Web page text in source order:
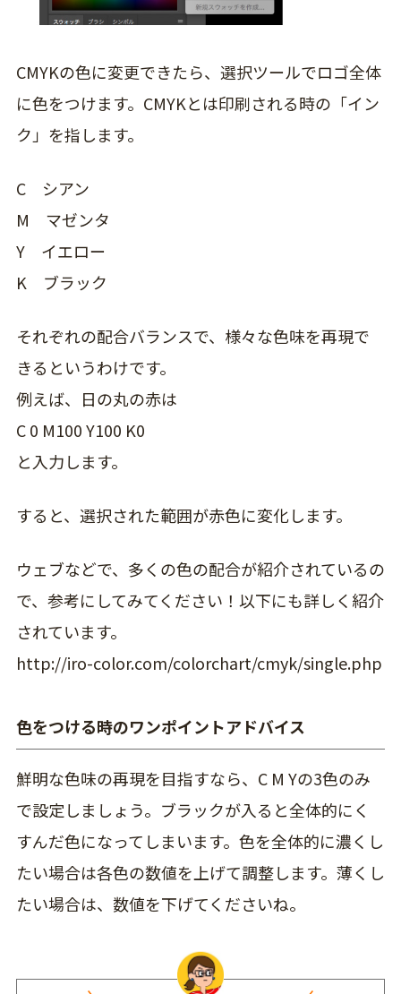
CMYKの色に変更できたら、選択ツールでロゴ全体
に色をつけます。CMYKとは印刷される時の「イン
ク」を指します。
C シアン
M マゼンタ
Y イエロー
K ブラック
それぞれの配合バランスで、様々な色味を再現で
きるというわけです。
例えば、日の丸の赤は
C 0 M100 Y100 K0
と入力します。
すると、選択された範囲が赤色に変化します。
ウェブなどで、多くの色の配合が紹介されているの
で、参考にしてみてください！以下にも詳しく紹介
されています。
http://iro-color.com/colorchart/cmyk/single.php
色をつける時のワンポイントアドバイス
鮮明な色味の再現を目指すなら、C M Yの3色のみ
で設定しましょう。ブラックが入ると全体的にく
すんだ色になってしまいます。色を全体的に濃くし
たい場合は各色の数値を上げて調整します。薄くし
たい場合は、数値を下げてくださいね。